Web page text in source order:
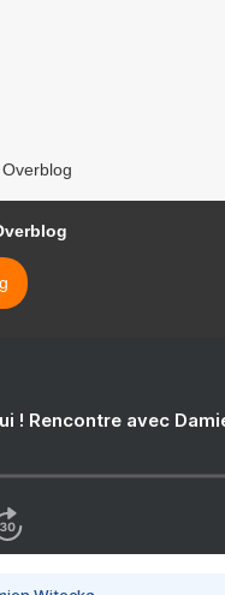
! Rencontre avec